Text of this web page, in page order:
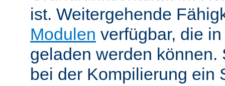
ist. Weitergehende
Modulen verfügbar, die
geladen werden
bei der Kompilierung ein